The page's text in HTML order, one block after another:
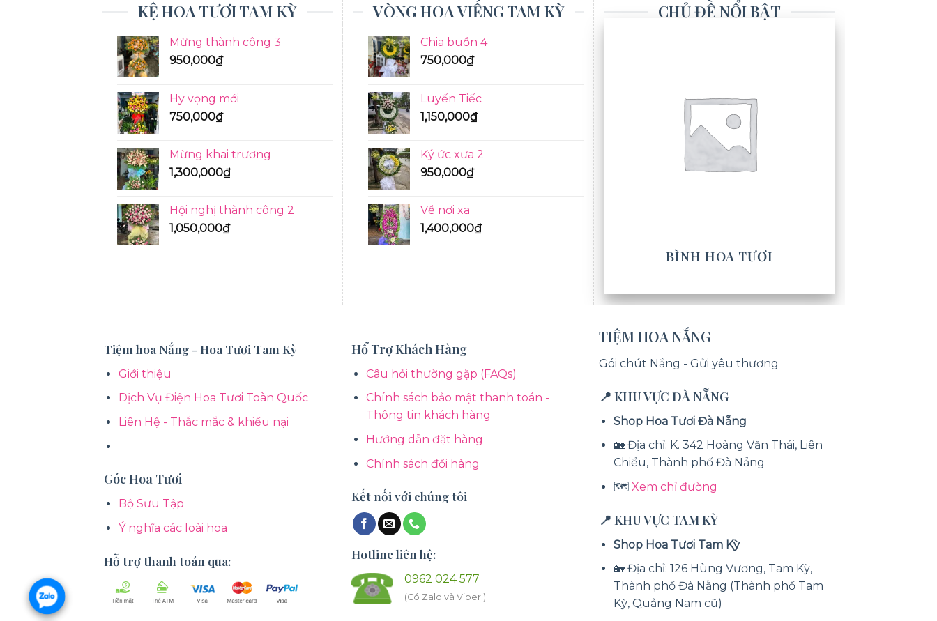
KỆ HOA TƯƠI TAM KỲ
Mừng thành công 3
950,000₫
Hy vọng mới
750,000₫
Mừng khai trương
1,300,000₫
Hội nghị thành công 2
1,050,000₫
VÒNG HOA VIẾNG TAM KỲ
Chia buồn 4
750,000₫
Luyến Tiếc
1,150,000₫
Ký ức xưa 2
950,000₫
Về nơi xa
1,400,000₫
CHỦ ĐỀ NỔI BẬT
BÌNH HOA TƯƠI
Tiệm hoa Nắng - Hoa Tươi Tam Kỳ
Giới thiệu
Dịch Vụ Điện Hoa Tươi Toàn Quốc
Liên Hệ - Thắc mắc & khiếu nại
Góc Hoa Tươi
Bộ Sưu Tập
Ý nghĩa các loài hoa
Hỗ trợ thanh toán qua:
Hổ Trợ Khách Hàng
Câu hỏi thường gặp (FAQs)
Chính sách bảo mật thanh toán -
Thông tin khách hàng
Hướng dẫn đặt hàng
Chính sách đổi hàng
Kết nối với chúng tôi
Hotline liên hệ:
0962 024 577
(Có Zalo và Viber )
TIỆM HOA NẮNG
Gói chút Nắng - Gửi yêu thương
📍 KHU VỰC ĐÀ NẴNG
Shop Hoa Tươi Đà Nẵng
🏡 Địa chỉ: K. 342 Hoàng Văn Thái, Liên
Chiểu, Thành phố Đà Nẵng
🗺️ Xem chỉ đường
📍 KHU VỰC TAM KỲ
Shop Hoa Tươi Tam Kỳ
🏡 Địa chỉ: 126 Hùng Vương, Tam Kỳ,
Thành phố Đà Nẵng (Thành phố Tam
Kỳ, Quảng Nam cũ)